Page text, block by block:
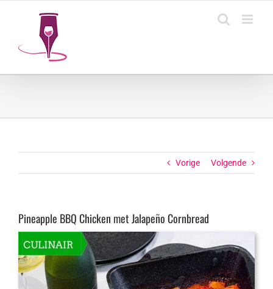
Vorige Volgende
Pineapple BBQ Chicken met Jalapeño Cornbread